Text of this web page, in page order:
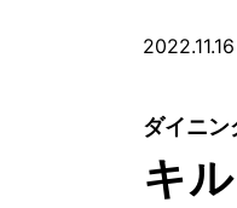
一枚板
MOKUBA につ
ブランドコンセプト
2022.11.16
キ
ダイニ